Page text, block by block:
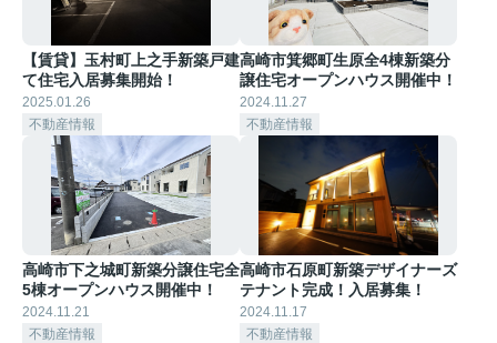
【賃貸】玉村町上之手新築戸建
て住宅入居募集開始！
2025.01.26
不動産情報
高崎市箕郷町生原全4棟新築分
譲住宅オープンハウス開催中！
2024.11.27
不動産情報
高崎市下之城町新築分譲住宅全
5棟オープンハウス開催中！
2024.11.21
不動産情報
高崎市石原町新築デザイナーズ
テナント完成！入居募集！
2024.11.17
不動産情報